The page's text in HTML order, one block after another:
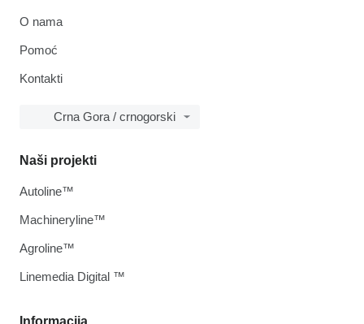
O nama
Pomoć
Kontakti
Crna Gora / crnogorski
Naši projekti
Autoline™
Machineryline™
Agroline™
Linemedia Digital ™